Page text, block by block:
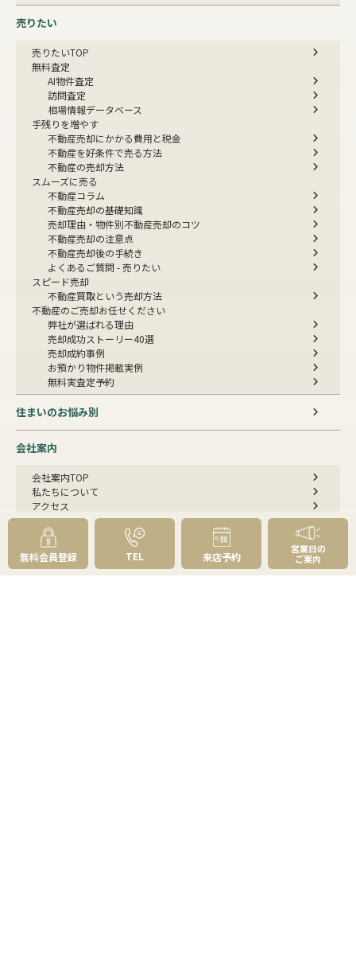
売りたい
売りたいTOP
無料査定
AI物件査定
訪問査定
相場情報データベース
手残りを増やす
不動産売却にかかる費用と税金
不動産を好条件で売る方法
不動産の売却方法
スムーズに売る
不動産コラム
不動産売却の基礎知識
売却理由・物件別不動産売却のコツ
不動産売却の注意点
不動産売却後の手続き
よくあるご質問 - 売りたい
スピード売却
不動産買取という売却方法
不動産のご売却お任せください
弊社が選ばれる理由
売却成功ストーリー40選
売却成約事例
お預かり物件掲載実例
無料実査定予約
住まいのお悩み別
会社案内
会社案内TOP
私たちについて
アクセス
受賞歴
センチュリー21とは
スタッフ紹介
お客様の声
成約事例
無料会員登録 TEL 来店予約
営業日の
ご案内